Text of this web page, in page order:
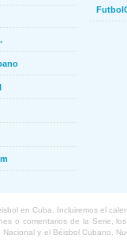
en Cuba. Incluiremos el
o comentarios de la Serie,
y el Béisbol Cubano.